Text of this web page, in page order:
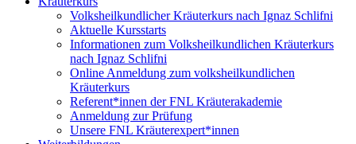
Volksheilkundlicher Kräuterkurs nach Ignaz Schlifni
Aktuelle Kursstarts
Informationen zum Volksheilkundlichen Kräuterkurs
nach Ignaz Schlifni
Online Anmeldung zum volksheilkundlichen
Kräuterkurs
Referent*innen der FNL Kräuterakademie
Anmeldung zur Prüfung
Unsere FNL Kräuterexpert*innen